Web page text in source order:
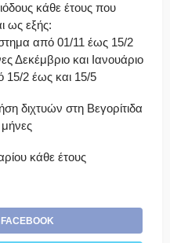
κάθε έτους που
ως εξής:
από 01/11 έως 15/2
Δεκέμβριο και Ιανουάριο
15/2 έως και 15/5
διχτυών στη Βεγορίτιδα
μήνες
κάθε έτους